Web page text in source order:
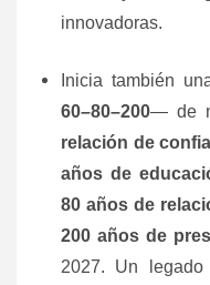
innovadoras.
Inicia también
60–80–200— de
relación de
años de
80 años de
200 años de
2027. Un